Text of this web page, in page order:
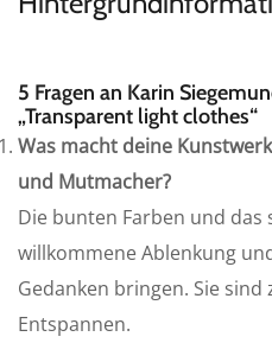
5 Fragen an Karin
„Transparent light clothes“
Was macht deine
und Mutmacher?
Die bunten Farben und
willkommene Ablenkung
Gedanken bringen. Sie
Entspannen.